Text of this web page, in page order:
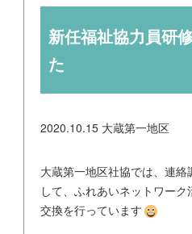
新任福祉協力員研
た
2020.10.15 大蔵第一地区
大蔵第一地区社協では、連
して、ふれあいネットワー
交換を行っています